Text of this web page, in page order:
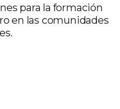
para la formación
en las comunidades